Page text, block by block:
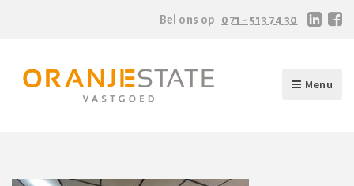
Bel ons op 071 - 513 74 30
Menu